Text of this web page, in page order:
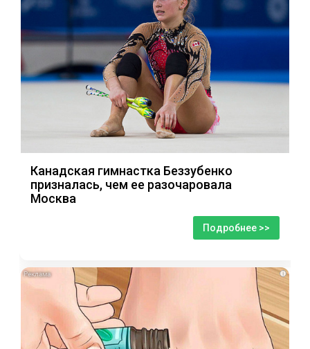
Канадская гимнастка Беззубенко
призналась, чем ее разочаровала
Москва
Подробнее >>
i